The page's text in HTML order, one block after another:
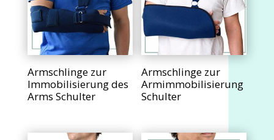
Armschlinge zur
Immobilisierung des
Arms Schulter
Armschlinge zur
Armimmobilisierung
Schulter